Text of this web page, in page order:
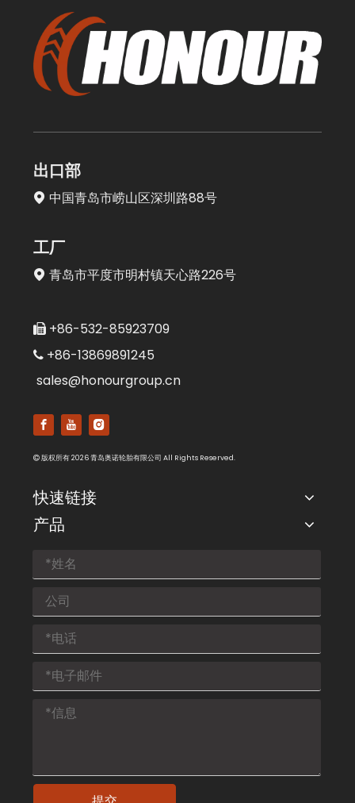
出口部
 中国青岛市崂山区深圳路88号
工厂
 青岛市平度市明村镇天心路226号
 +86-532-85923709
 +86-13869891245
sales@honourgroup.cn
 版权所有2026青岛奥诺轮胎有限公司 All Rights Reserved.
快速链接
产品